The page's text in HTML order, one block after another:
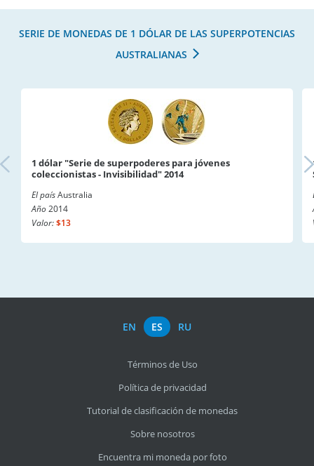
SERIE DE MONEDAS DE 1 DÓLAR DE LAS SUPERPOTENCIAS
AUSTRALIANAS
1 dólar "Serie de superpoderes para jóvenes
coleccionistas - Invisibilidad" 2014
El paísAustralia
Año2014
Valor:$13
EN ES RU
Términos de Uso
Política de privacidad
Tutorial de clasificación de monedas
Sobre nosotros
Encuentra mi moneda por foto